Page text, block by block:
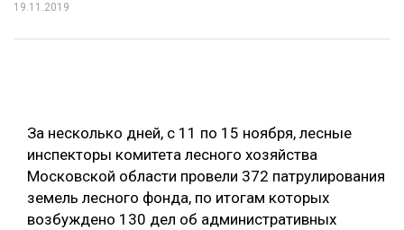
ЛЕСНОЕ ХОЗЯЙСТВО
ЦИФРОВАЯ СРЕДА
БИОЭНЕРГЕТИКА
ЛЕСОВОССТАНОВЛЕНИЕ И ЗАЩИТА
ТЕМАТИЧЕСКИЕ ПРОЕКТЫ
19.11.2019
За несколько дней, с 11 по 15 ноября, лесные
инспекторы комитета лесного хозяйства
Московской области провели 372 патрулирования
земель лесного фонда, по итогам которых
возбуждено 130 дел об административных